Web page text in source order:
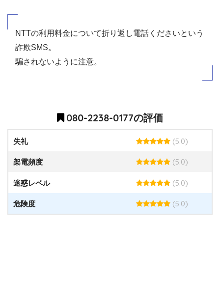
NTTの利用料金について折り返し電話くださいという
詐欺SMS。
騙されないように注意。
080-2238-0177の評価
失礼 (5.0)
架電頻度 (5.0)
迷惑レベル (5.0)
危険度 (5.0)